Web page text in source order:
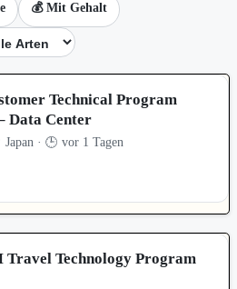
💰 Mit Gehalt
Technical Program
Data Center
Japan · 🕒 vor 1 Tagen
Travel Technology Program